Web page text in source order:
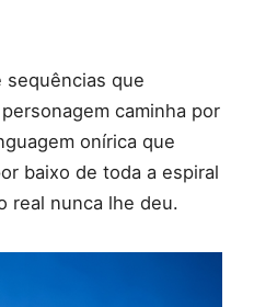
sequências que
caminha por
onírica que
baixo de toda a espiral
real nunca lhe deu.